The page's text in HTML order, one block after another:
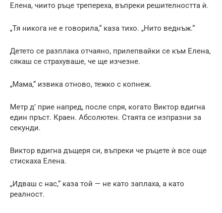
Елена, чиито ръце трепереха, въпреки решителността ѝ.
„Тя никога не е говорила,“ каза тихо. „Нито веднъж.“
Детето се разплака отчаяно, прилепвайки се към Елена,
сякаш се страхуваше, че ще изчезне.
„Мама,“ извика отново, тежко с копнеж.
Метр д’ прие напред, после спря, когато Виктор вдигна
един пръст. Краен. Абсолютен. Стаята се изпразни за
секунди.
Виктор вдигна дъщеря си, въпреки че ръцете ѝ все още
стискаха Елена.
„Идваш с нас,“ каза той — не като заплаха, а като
реалност.